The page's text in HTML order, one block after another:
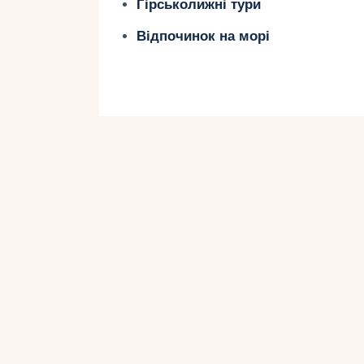
4. Гнучкість місця та
Гірськолижні тури
Відпочинок на морі